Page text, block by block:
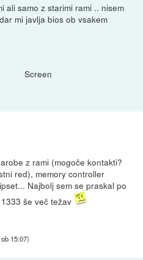
ali samo z starimi rami .. nisem
mi javlja bios ob vsakem
Screen
z rami (mogoče kontakti?
red), memory controller
Najbolj sem se praskal po
še več težav
15:07)